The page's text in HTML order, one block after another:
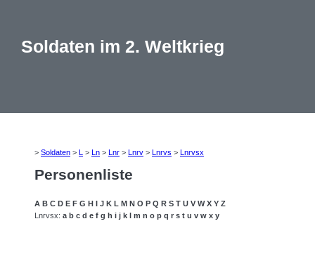
Soldaten im 2. Weltkrieg
> Soldaten > L > Ln > Lnr > Lnrv > Lnrvs > Lnrvsx
Personenliste
A B C D E F G H I J K L M N O P Q R S T U V W X Y Z
Lnrvsx: a b c d e f g h i j k l m n o p q r s t u v w x y